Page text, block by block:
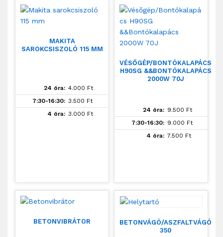
MAKITA
SAROKCSISZOLÓ 115 MM
24 óra: 4.000 Ft
7:30-16:30: 3.500 Ft
4 óra: 3.000 Ft
VÉSŐGÉP/BONTÓKALAPÁCS
H90SG &&BONTÓKALAPÁCS
2000W 70J
24 óra: 9.500 Ft
7:30-16:30: 9.000 Ft
4 óra: 7.500 Ft
BETONVIBRÁTOR
BETONVÁGÓ/ASZFALTVÁGÓ
350